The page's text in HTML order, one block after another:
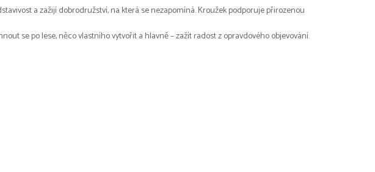
a zažijí dobrodružství, na která se nezapomíná. Kroužek podporuje přirozenou
se po lese, něco vlastního vytvořit a hlavně – zažít radost z opravdového objevování.